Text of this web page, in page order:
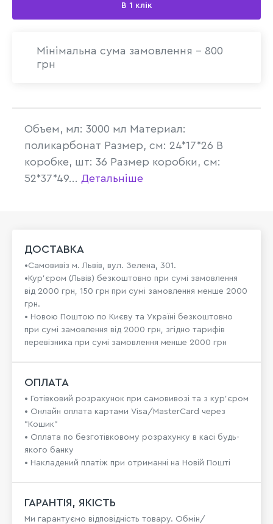
В 1 клік
Мінімальна сума замовлення - 800
грн
Объем, мл: 3000 мл Материал:
поликарбонат Размер, см: 24*17*26 В
коробке, шт: 36 Размер коробки, см:
52*37*49... Детальніше
ДОСТАВКА
•Самовивіз м. Львів, вул. Зелена, 301.
•Кур'єром (Львів) безкоштовно при сумі замовлення
від 2000 грн, 150 грн при сумі замовлення менше 2000
грн.
• Новою Поштою по Києву та Україні безкоштовно
при сумі замовлення від 2000 грн, згідно тарифів
перевізника при сумі замовлення менше 2000 грн
ОПЛАТА
• Готівковий розрахунок при самовивозі та з кур’єром
• Онлайн оплата картами Visa/MasterCard через
"Кошик"
• Оплата по безготівковому розрахунку в касі будь-
якого банку
• Накладений платіж при отриманні на Новій Пошті
ГАРАНТІЯ, ЯКІСТЬ
Ми гарантуємо відповідність товару. Обмін/